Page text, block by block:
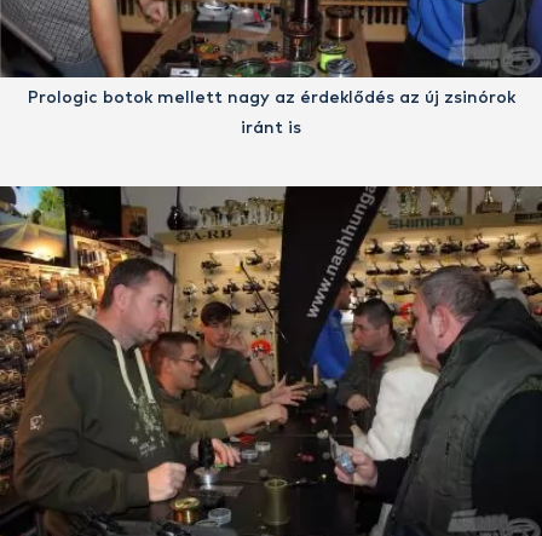
Prologic botok mellett nagy az érdeklődés az új zsinórok
iránt is